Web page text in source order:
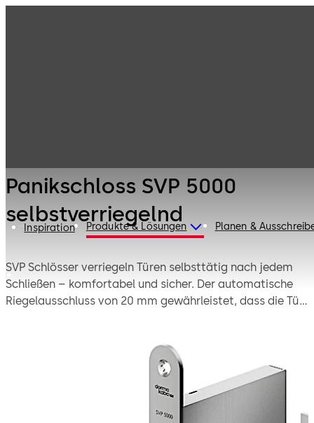
Inspiration Produkte & Lösungen Planen &
Panikschloss SVP 5000
selbstverriegelnd
SVP Schlösser verriegeln Türen selbsttätig nach jedem
Schließen – komfortabel und sicher. Der automatische
Riegelausschluss von 20 mm gewährleistet, dass die Tür
Zweipunktverriegelung erreicht, welche erhöhte
Sicherheit bietet. Durch die Panikfunktion lässt sich die
Tür jederzeit in Fluchtrichtung durch einfaches Betätigen
des Türdrückers öffnen, des Weiteren ist eine
mechanische Öffnung über den Profilzylinder von außen